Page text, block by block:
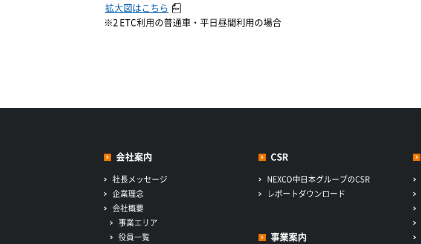
拡大図はこちら
※2 ETC利用の普通車・平日昼間利用の場合
会社案内
社長メッセージ
企業理念
会社概要
事業エリア
役員一覧
CSR
NEXCO中日本グループのCSR
レポートダウンロード
事業案内